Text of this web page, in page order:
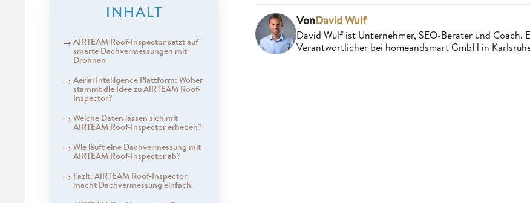
INHALT
AIRTEAM Roof-Inspector setzt auf
smarte Dachvermessungen mit
Drohnen
Aerial Intelligence Plattform: Woher
stammt die Idee zu AIRTEAM Roof-
Inspector?
Welche Daten lassen sich mit
AIRTEAM Roof-Inspector erheben?
Wie läuft eine Dachvermessung mit
AIRTEAM Roof-Inspector ab?
Fazit: AIRTEAM Roof-Inspector
macht Dachvermessung einfach
VonDavid Wulf
David Wulf ist Unternehmer, SEO-Berater und
Verantwortlicher bei homeandsmart GmbH in